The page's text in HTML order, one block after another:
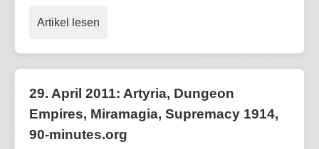
Artikel lesen
29. April 2011: Artyria, Dungeon
Empires, Miramagia, Supremacy 1914,
90-minutes.org